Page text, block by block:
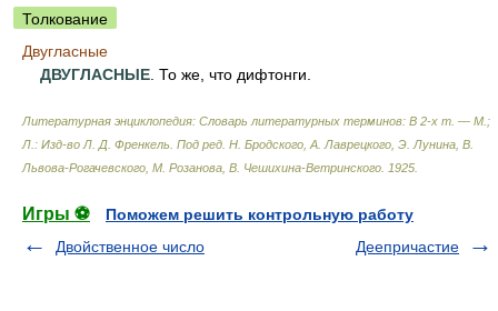
Толкование
Двугласные
ДВУГЛАСНЫЕ . То же, что дифтонги.
Литературная энциклопедия: Словарь литературных терминов: В 2-х т. — М.;
Л.: Изд-во Л. Д. Френкель Под ред. Н. Бродского, А. Лаврецкого, Э. Лунина, В.
Львова-Рогачевского, М. Розанова, В. Чешихина-Ветринского 1925
Игры ⚽
Поможем решить контрольную работу
Двойственное число
Деепричастие